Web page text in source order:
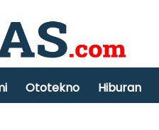
Ototekno Hiburan